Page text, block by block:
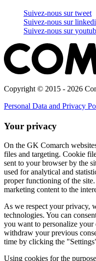
Suivez-nous surtweet
Suivez-nous sur
Suivez-nous sur
Copyright © 2015 - 2026
Personal Data and Privacy
Your privacy
On the GK Comarch
files and targeting. Cookie
sent to your browser by the
used for analytical and
proper functioning of the
marketing content to the
As we respect your privacy,
technologies. You can
you want to personalize
withdraw your previous
time by clicking the
Using cookies for the